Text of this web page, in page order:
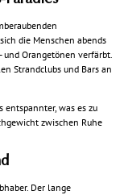
die Menschen abends
und Orangetönen verfärbt.
Strandclubs und Bars an
entspannter, was es zu
zwischen Ruhe
Der lange